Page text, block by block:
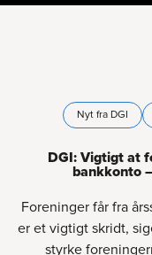
Nyt fra DGI
DGI: Vigtigt at
bankkonto
Foreninger får fra
er et vigtigt skridt,
styrke